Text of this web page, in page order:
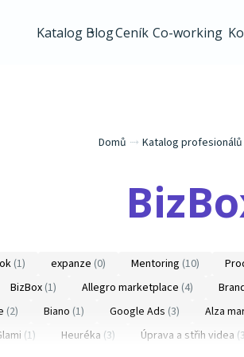
Katalog BlogCeník Co-working
Domů ⤑ Katalog profesionálů
(1) expanze (0) Mentoring (10)
BizBox (1) Allegro marketplace (4)
(2) Biano (1) Google Ads (3) Alza
(1) Heuréka (3) Úprava a střih videa